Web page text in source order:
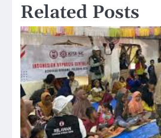
Related Posts